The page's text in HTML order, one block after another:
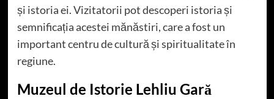
și istoria ei. Vizitatorii pot descoperi istoria și
semnificația acestei mănăstiri, care a fost un
important centru de cultură și spiritualitate în
regiune.
Muzeul de Istorie Lehliu Gară